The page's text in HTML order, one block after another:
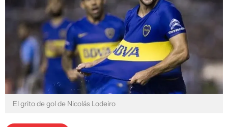
El grito de gol de Nicolás Lodeiro